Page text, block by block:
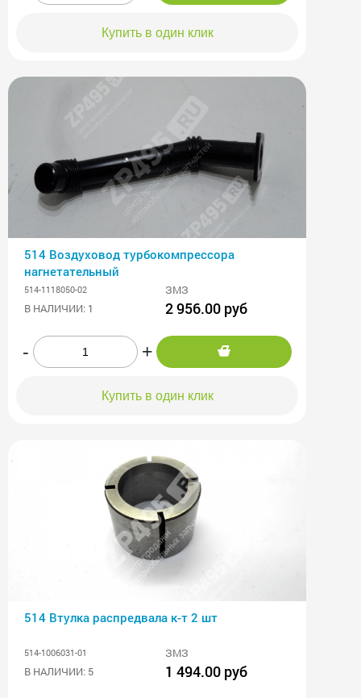
Купить в один клик
514 Воздуховод турбокомпрессора
нагнетательный
514-1118050-02
ЗМЗ
В НАЛИЧИИ: 1
2 956.00 руб
- +
Купить в один клик
514 Втулка распредвала к-т 2 шт
514-1006031-01
ЗМЗ
В НАЛИЧИИ: 5
1 494.00 руб